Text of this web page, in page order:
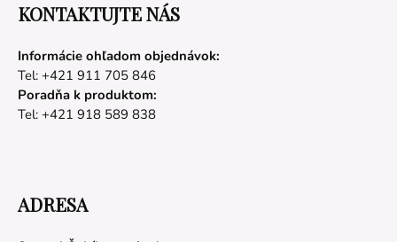
KONTAKTUJTE NÁS
Informácie ohľadom objednávok:
Tel: +421 911 705 846
Poradňa k produktom:
Tel: +421 918 589 838
ADRESA